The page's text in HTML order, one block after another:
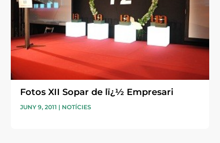
Fotos XII Sopar de lï¿½ Empresari
JUNY 9, 2011 | NOTÍCIES